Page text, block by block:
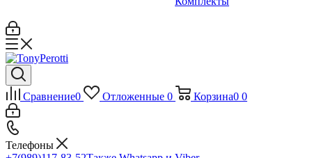
Сравнение0 Отложенные 0 Корзина0 0
Телефоны